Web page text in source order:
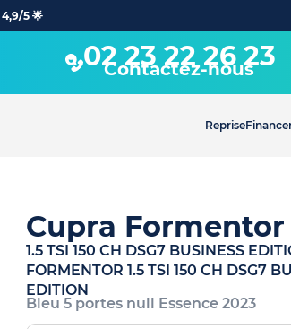
5 🌟
02 23 22 26 23
Contactez-nous
Reprise
Cupra Formentor
1.5 TSI 150 CH DSG7 BUSINESS
FORMENTOR 1.5 TSI 150 CH DSG7
EDITION
Bleu 5 portes null Essence 2023